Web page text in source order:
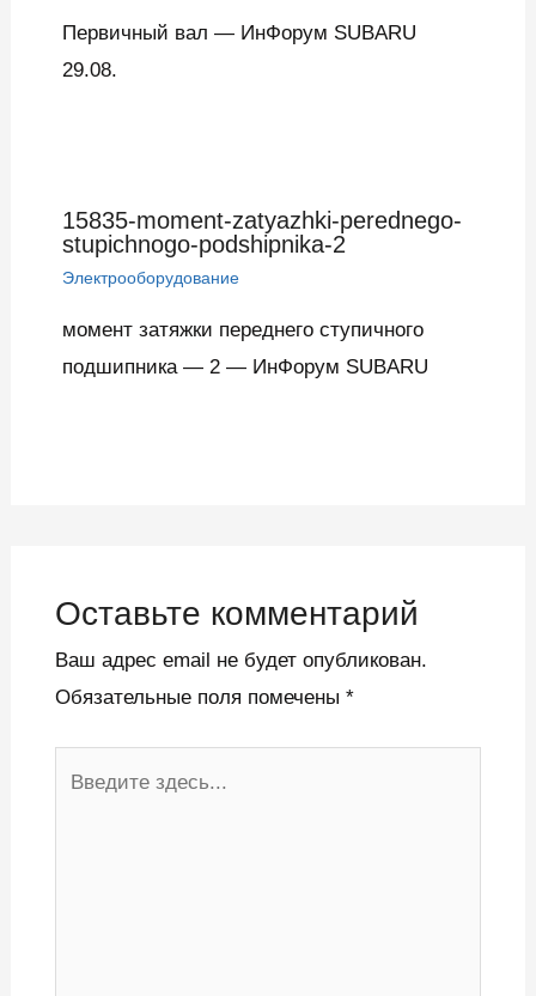
Первичный вал — ИнФорум SUBARU
29.08.
15835-moment-zatyazhki-perednego-
stupichnogo-podshipnika-2
Электрооборудование
момент затяжки переднего ступичного
подшипника — 2 — ИнФорум SUBARU
Оставьте комментарий
Ваш адрес email не будет опубликован.
Обязательные поля помечены *